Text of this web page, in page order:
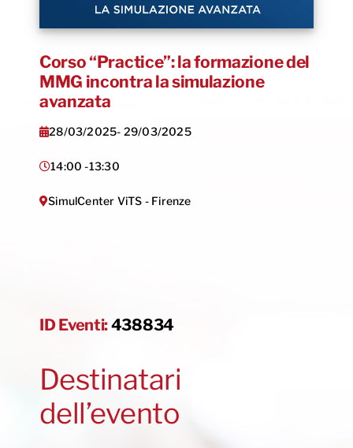
Corso “Practice”: la formazione del
MMG incontra la simulazione
avanzata
28/03/2025- 29/03/2025
14:00 -13:30
SimulCenter ViTS - Firenze
ID Eventi:438834
Destinatari
dell’evento